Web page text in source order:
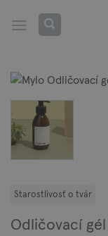
Odličovací gél